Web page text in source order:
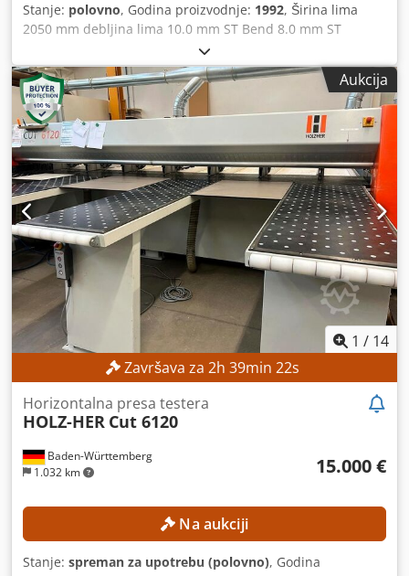
Stanje: polovno, Godina proizvodnje: 1992, Širina lima
2050 mm debljina lima 10.0 mm ST Bend 8.0 mm ST
Prečnik gornjeg valjka ~ 205 mm Prečnik bočnog valjka ~
195 mm Kontrolni konv. Kapacitet ulja 80.0 litara napon
380 V Ukupna potreba za napajanjem 5,5 kV težina 3200 kg
Dimenzije LV 4500 k 1500 k 1300 mm Opremu: - Robustan
elektro-hidraulični 3-roll okrugli mašina za savijanje - 3-
valjkasti koncept nudi širok spektar opcija savijanja i
zaokruživanja Chodpfexacdvex Abioa - Okretna kontrolna
jedinica, napred * Rad - kontrola svih valjaka ili osa mašina
* Digitalni prikaz pozicije * Ručno rukovanje preko Joi-
Sticks - Mogući su prečnik do 1,1 puta veći od gornjeg
prečnika rolne - Kovani i ojačani valjci jačine 53-55 HRC -
Nisko održavanje, stabilan koncept mašine - Stabilna
zavarena čelična konstrukcija - Elektro-hidraulični talas
valjak ležaj za lako uklanjanje cevi - Manometar /
manometar za valjke - Sigurnosni uređaj (sigurnosna linija
sa prekidačem) - Uputstvo za upotrebu (PDF)
Aukcija
1 / 14
Završava za 2h 39min 20s
Baden-Württemberg
1.032 km
Horizontalna presa testera
HOLZ-HER Cut 6120
15.000 €
Na aukciji
Stanje: spreman za upotrebu (polovno), Godina